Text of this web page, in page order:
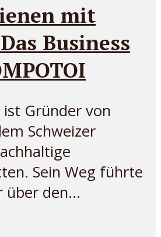
mit
Business
ist Gründer von
Schweizer
Sein Weg führte
über den...